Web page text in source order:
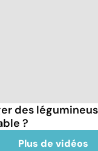
des
?
Plus de vidéos